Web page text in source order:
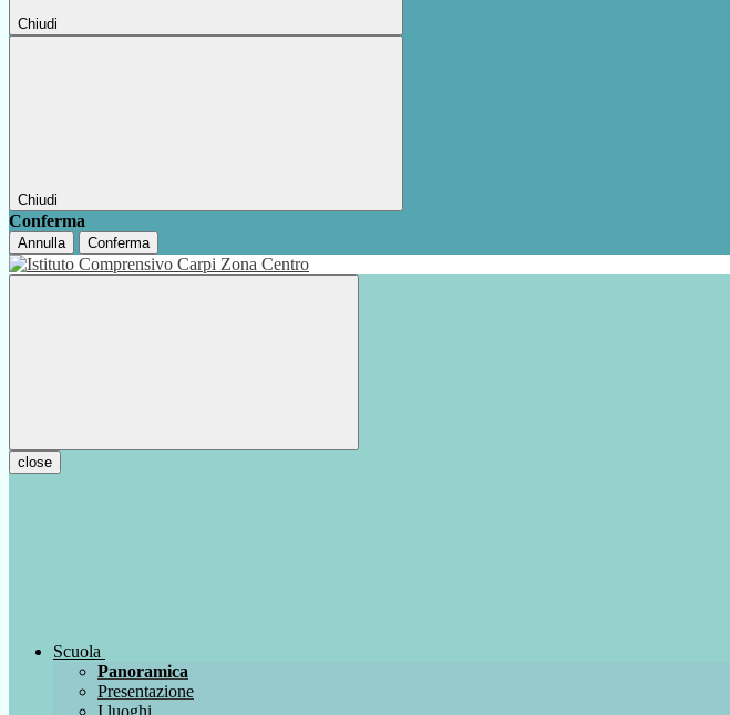
Chiudi
Chiudi
Conferma
Annulla Conferma
close
Scuola
Panoramica
Presentazione